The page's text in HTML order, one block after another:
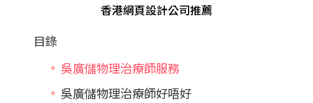
香港網頁設計公司推薦
目錄
吳廣儲物理治療師服務
吳廣儲物理治療師好唔好